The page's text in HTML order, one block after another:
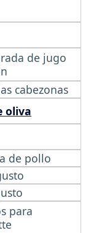
de jugo
cabezonas
oliva
de pollo
para